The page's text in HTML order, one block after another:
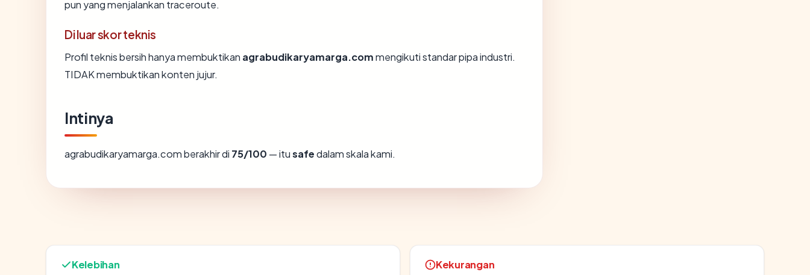
pun yang menjalankan traceroute.
Di luar skor teknis
Profil teknis bersih hanya membuktikan agrabudikaryamarga.commengikuti standar pipa industri.
TIDAK membuktikan konten jujur.
Intinya
agrabudikaryamarga.com berakhir di 75/100 — itusafedalam skala kami.
Kelebihan Kekurangan